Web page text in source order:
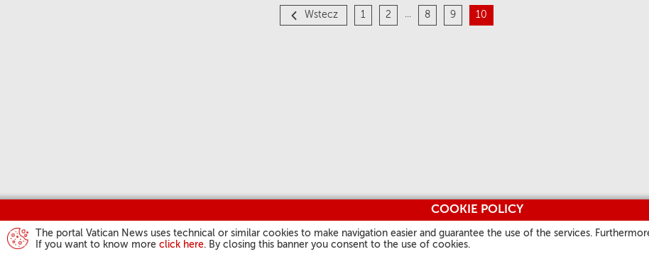
COOKIE POLICY
The portal Vatican News uses technical or similar cookies to make navigation easier and guarantee the use of the services.
If you want to know more click here. By closing this banner you consent to the use of cookies.
Wstecz 1 2 ... 8 9 10